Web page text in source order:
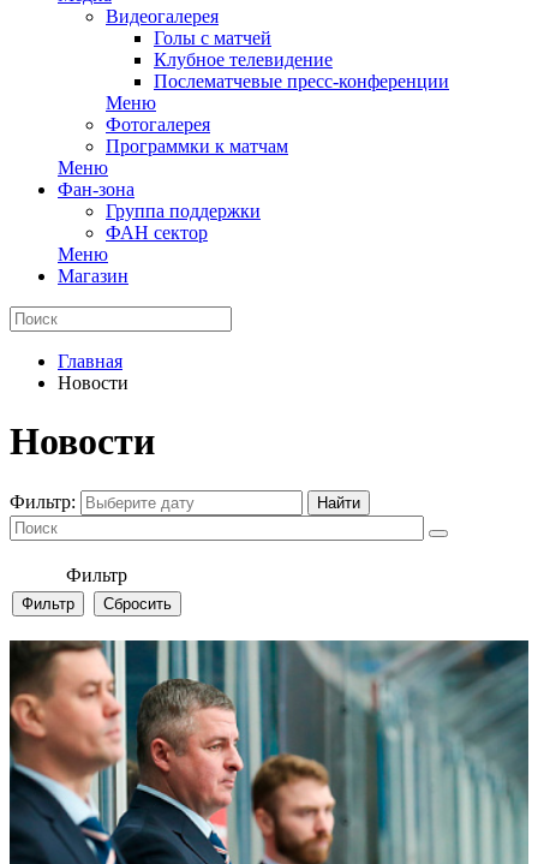
Видеогалерея
Голы с матчей
Клубное телевидение
Послематчевые пресс-конференции
Меню
Фотогалерея
Программки к матчам
Меню
Фан-зона
Группа поддержки
ФАН сектор
Меню
Магазин
Главная
Новости
Новости
Фильтр:
Фильтр